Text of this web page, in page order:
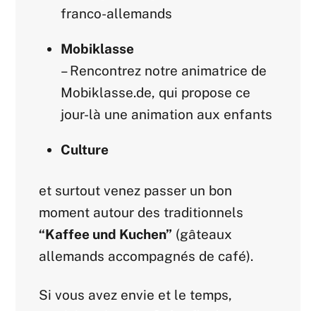
franco-allemands
Mobiklasse
– Rencontrez notre animatrice de
Mobiklasse.de, qui propose ce
jour-là une animation aux enfants
Culture
et surtout venez passer un bon
moment autour des traditionnels
“Kaffee und Kuchen” (gâteaux
allemands accompagnés de café).
Si vous avez envie et le temps,